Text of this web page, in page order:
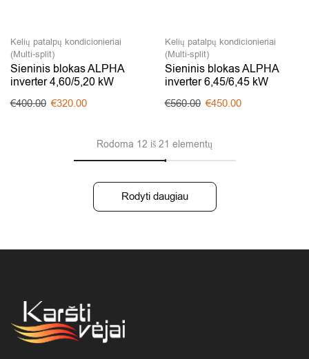
Kelių patalpų kondicionieriai
(Multi-split)
Sieninis blokas ALPHA
inverter 4,60/5,20 kW
€400.00 €320.00
Kelių patalpų kondicionieriai
(Multi-split)
Sieninis blokas ALPHA
inverter 6,45/6,45 kW
€560.00 €450.00
Rodoma 12 iš 21 elementų
Rodyti daugiau